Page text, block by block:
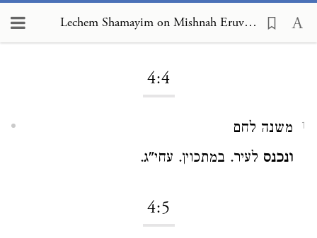
Lechem Shamayim on Mishnah Eruvin 4:4
4:4
1
משנה לחם
ונכנס לעיר. במתכוין. עחי"ג.
4:5